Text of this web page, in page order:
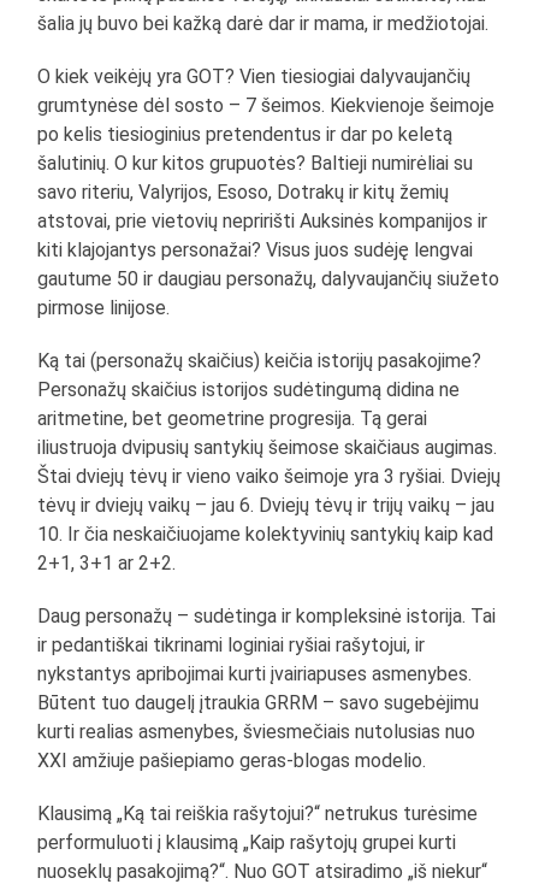
šalia jų buvo bei kažką darė dar ir mama, ir medžiotojai.
O kiek veikėjų yra GOT? Vien tiesiogiai dalyvaujančių
grumtynėse dėl sosto – 7 šeimos. Kiekvienoje šeimoje
po kelis tiesioginius pretendentus ir dar po keletą
šalutinių. O kur kitos grupuotės? Baltieji numirėliai su
savo riteriu, Valyrijos, Esoso, Dotrakų ir kitų žemių
atstovai, prie vietovių nepririšti Auksinės kompanijos ir
kiti klajojantys personažai? Visus juos sudėję lengvai
gautume 50 ir daugiau personažų, dalyvaujančių siužeto
pirmose linijose.
Ką tai (personažų skaičius) keičia istorijų pasakojime?
Personažų skaičius istorijos sudėtingumą didina ne
aritmetine, bet geometrine progresija. Tą gerai
iliustruoja dvipusių santykių šeimose skaičiaus augimas.
Štai dviejų tėvų ir vieno vaiko šeimoje yra 3 ryšiai. Dviejų
tėvų ir dviejų vaikų – jau 6. Dviejų tėvų ir trijų vaikų – jau
10. Ir čia neskaičiuojame kolektyvinių santykių kaip kad
2+1, 3+1 ar 2+2.
Daug personažų – sudėtinga ir kompleksinė istorija. Tai
ir pedantiškai tikrinami loginiai ryšiai rašytojui, ir
nykstantys apribojimai kurti įvairiapuses asmenybes.
Būtent tuo daugelį įtraukia GRRM – savo sugebėjimu
kurti realias asmenybes, šviesmečiais nutolusias nuo
XXI amžiuje pašiepiamo geras-blogas modelio.
Klausimą „Ką tai reiškia rašytojui?“ netrukus turėsime
performuluoti į klausimą „Kaip rašytojų grupei kurti
nuoseklų pasakojimą?“. Nuo GOT atsiradimo „iš niekur“